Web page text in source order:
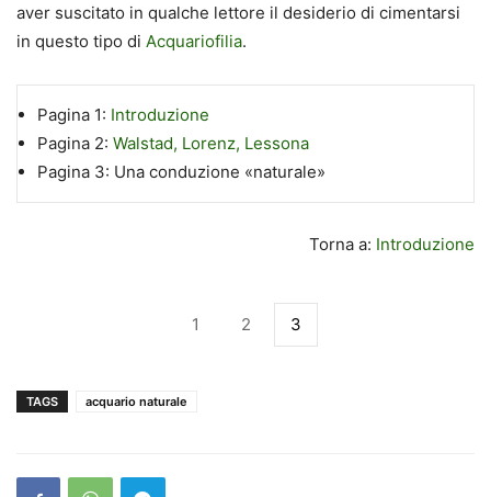
aver suscitato in qualche lettore il desiderio di cimentarsi
in questo tipo di Acquariofilia.
Pagina 1: Introduzione
Pagina 2: Walstad, Lorenz, Lessona
Pagina 3: Una conduzione «naturale»
Torna a: Introduzione
1 2 3
TAGS acquario naturale